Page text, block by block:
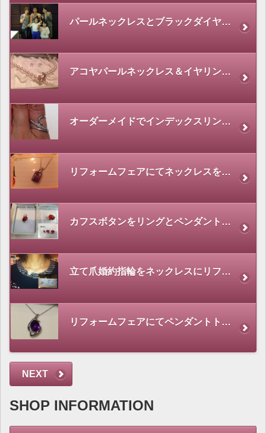
パールネックレスとブラックダイヤネックレスをお求め頂きました。
アコヤパールネックレス＆イヤリングセットをお求め頂きました。
オーダーメイドでインデックスリングをお作り頂きました。
リフォームフェアにてネックレスをお作り頂きました。
カフスボタンをリングとペンダントトップにリフォーム
立て爪婚約指輪をネックレスにリフォーム
リフォームフェアにてペンダントトップをお作り頂きました。
NEXT
SHOP INFORMATION